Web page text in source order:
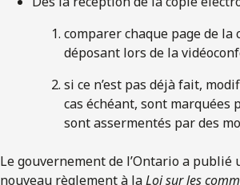
comparer chaque page de la
déposant lors de la
si ce n’est pas déjà fait,
cas échéant, sont marquées
sont assermentés par des
Le gouvernement de l’Ontario a
nouveau règlement à laLoi sur les